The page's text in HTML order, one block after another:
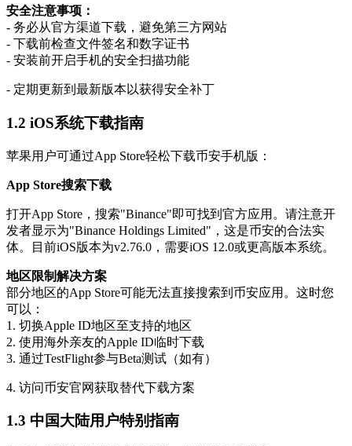
安全注意事项：
- 务必从官方渠道下载，避免第三方网站
- 下载前检查文件签名和数字证书
- 安装前开启手机的安全扫描功能
- 定期更新到最新版本以获得安全补丁
1.2 iOS系统下载指南
苹果用户可通过App Store轻松下载币安手机版：
App Store搜索下载
打开App Store，搜索"Binance"即可找到官方应用。请注意开
发者显示为"Binance Holdings Limited"，这是币安的合法实
体。目前iOS版本为v2.76.0，需要iOS 12.0或更高版本系统。
地区限制解决方案
部分地区的App Store可能无法直接搜索到币安应用。这时您
可以：
1. 切换Apple ID地区至支持的地区
2. 使用海外亲友的Apple ID临时下载
3. 通过TestFlight参与Beta测试（如有）
4. 访问币安官网获取替代下载方案
1.3 中国大陆用户特别指南